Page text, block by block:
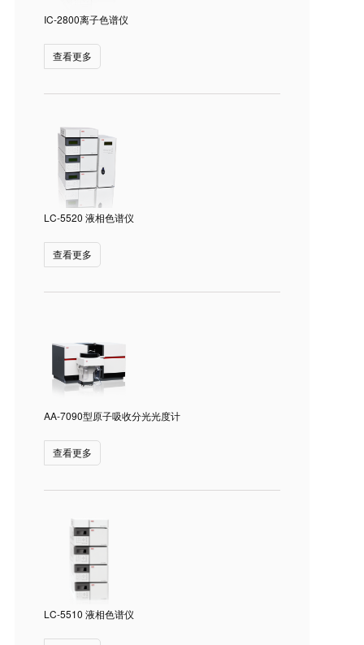
IC-2800离子色谱仪
查看更多
LC-5520 液相色谱仪
查看更多
AA-7090型原子吸收分光光度计
查看更多
LC-5510 液相色谱仪